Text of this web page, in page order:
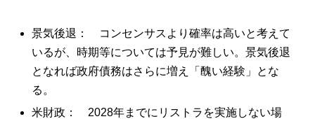
景気後退： コンセンサスより確率は高いと考えて
いるが、時期等については予見が難しい。景気後退
となれば政府債務はさらに増え「醜い経験」とな
る。
米財政： 2028年までにリストラを実施しない場